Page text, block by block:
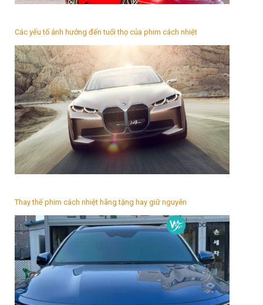
Các yếu tố ảnh hưởng đến tuổi thọ của phim cách nhiệt
Thay thế phim cách nhiệt hãng tặng hay giữ nguyên